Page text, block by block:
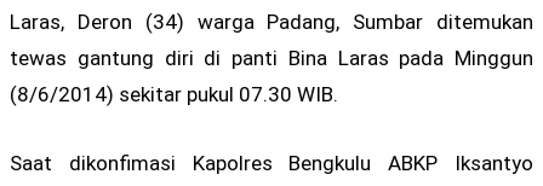
Laras, Deron (34) warga Padang, Sumbar ditemukan
tewas gantung diri di panti Bina Laras pada Minggun
(8/6/2014) sekitar pukul 07.30 WIB.
Saat dikonfimasi Kapolres Bengkulu ABKP Iksantyo